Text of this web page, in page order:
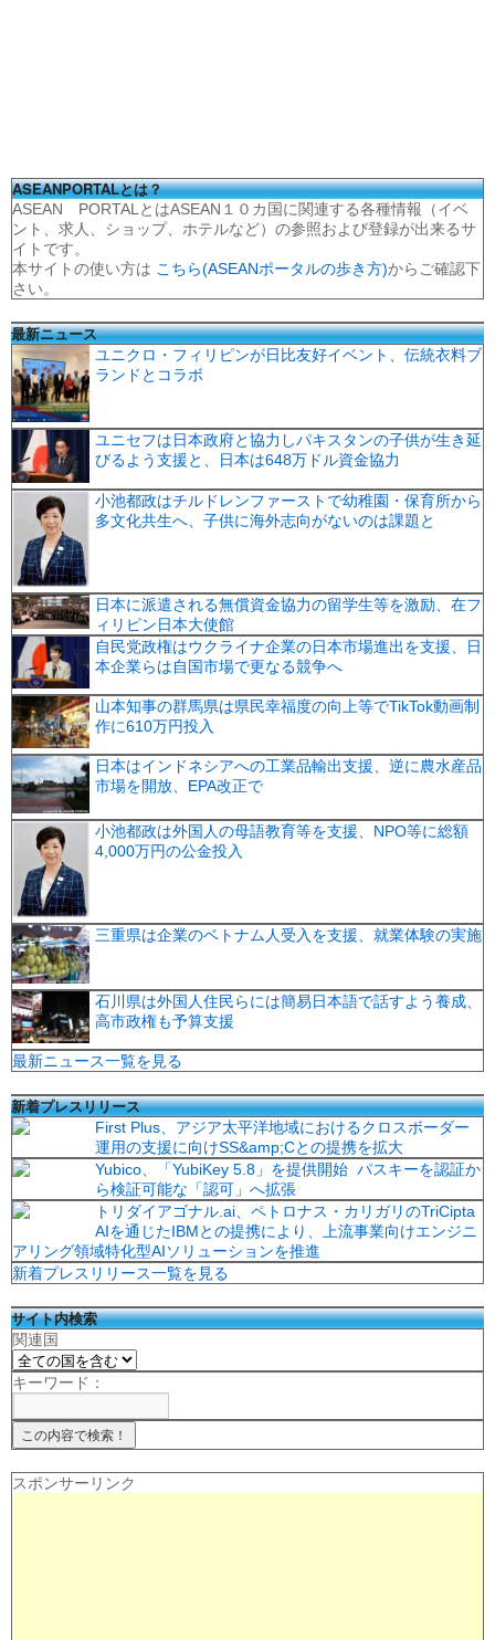
ASEANPORTALとは？
ASEAN PORTALとはASEAN１０カ国に関連する各種情報（イベ
ント、求人、ショップ、ホテルなど）の参照および登録が出来るサ
イトです。
本サイトの使い方は こちら(ASEANポータルの歩き方)からご確認下
さい。
最新ニュース
ユニクロ・フィリピンが日比友好イベント、伝統衣料ブ
ランドとコラボ
ユニセフは日本政府と協力しパキスタンの子供が生き延
びるよう支援と、日本は648万ドル資金協力
小池都政はチルドレンファーストで幼稚園・保育所から
多文化共生へ、子供に海外志向がないのは課題と
日本に派遣される無償資金協力の留学生等を激励、在フ
ィリピン日本大使館
自民党政権はウクライナ企業の日本市場進出を支援、日
本企業らは自国市場で更なる競争へ
山本知事の群馬県は県民幸福度の向上等でTikTok動画制
作に610万円投入
日本はインドネシアへの工業品輸出支援、逆に農水産品
市場を開放、EPA改正で
小池都政は外国人の母語教育等を支援、NPO等に総額
4,000万円の公金投入
三重県は企業のベトナム人受入を支援、就業体験の実施
石川県は外国人住民らには簡易日本語で話すよう養成、
高市政権も予算支援
最新ニュース一覧を見る
新着プレスリリース
First Plus、アジア太平洋地域におけるクロスボーダー
運用の支援に向けSS&amp;Cとの提携を拡大
Yubico、「YubiKey 5.8」を提供開始 パスキーを認証か
ら検証可能な「認可」へ拡張
トリダイアゴナル.ai、ペトロナス・カリガリのTriCipta
AIを通じたIBMとの提携により、上流事業向けエンジニ
アリング領域特化型AIソリューションを推進
新着プレスリリース一覧を見る
サイト内検索
関連国
キーワード：
スポンサーリンク